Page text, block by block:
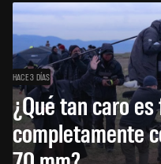
HACE 3 DÍAS
¿Qué tan caro
completamente